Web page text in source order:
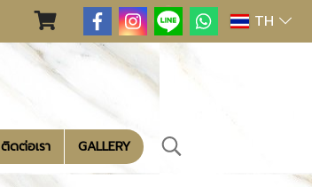
TH
ติดต่อเรา GALLERY